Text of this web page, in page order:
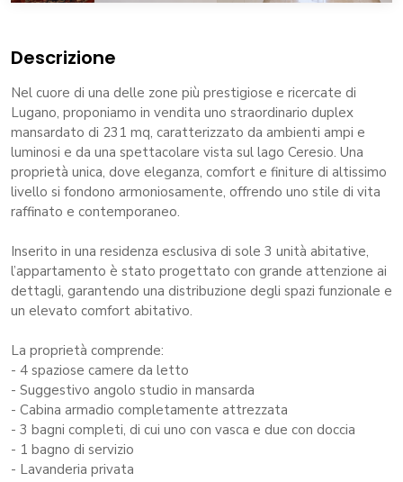
Descrizione
Nel cuore di una delle zone più prestigiose e ricercate di
Lugano, proponiamo in vendita uno straordinario duplex
mansardato di 231 mq, caratterizzato da ambienti ampi e
luminosi e da una spettacolare vista sul lago Ceresio. Una
proprietà unica, dove eleganza, comfort e finiture di altissimo
livello si fondono armoniosamente, offrendo uno stile di vita
raffinato e contemporaneo.
Inserito in una residenza esclusiva di sole 3 unità abitative,
l’appartamento è stato progettato con grande attenzione ai
dettagli, garantendo una distribuzione degli spazi funzionale e
un elevato comfort abitativo.
La proprietà comprende:
- 4 spaziose camere da letto
- Suggestivo angolo studio in mansarda
- Cabina armadio completamente attrezzata
- 3 bagni completi, di cui uno con vasca e due con doccia
- 1 bagno di servizio
- Lavanderia privata